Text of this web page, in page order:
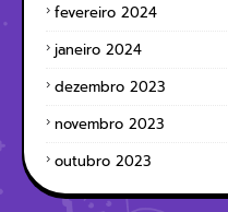
fevereiro 2024
janeiro 2024
dezembro 2023
novembro 2023
outubro 2023